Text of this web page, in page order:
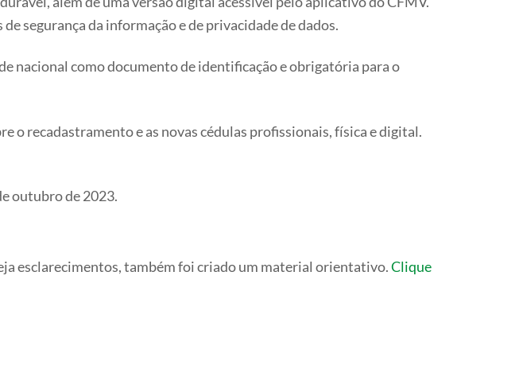
segurança da informação e de privacidade de dados.
nacional como documento de identificação e obrigatória para o
o recadastramento e as novas cédulas profissionais, física e digital.
outubro de 2023.
esclarecimentos, também foi criado um material orientativo.Clique